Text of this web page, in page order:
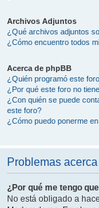
Archivos Adjuntos
¿Qué archivos adjuntos
¿Cómo encuentro todos
Acerca de phpBB
¿Quién programó este
¿Por qué este foro no
¿Con quién se puede
este foro?
¿Cómo puedo ponerme
Problemas
¿Por qué me tengo
No está obligado a